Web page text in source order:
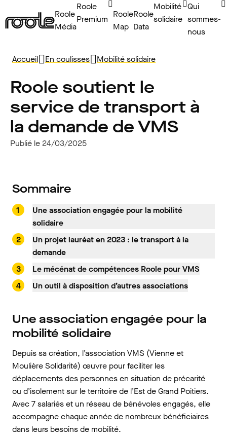
Roole
Média
Roole
Premium Roole
Map
Roole
Data
Mobilité
solidaire
Qui
sommes-
nous
Accueil En coulisses Mobilité solidaire
Roole soutient le
service de transport à
la demande de VMS
Publié le 24/03/2025
Sommaire
Une association engagée pour la mobilité
solidaire
Un projet lauréat en 2023 : le transport à la
demande
Le mécénat de compétences Roole pour VMS
Un outil à disposition d’autres associations
Une association engagée pour la
mobilité solidaire
Depuis sa création, l’association VMS (Vienne et
Moulière Solidarité) œuvre pour faciliter les
déplacements des personnes en situation de précarité
ou d’isolement sur le territoire de l’Est de Grand Poitiers.
Avec 7 salariés et un réseau de bénévoles engagés, elle
accompagne chaque année de nombreux bénéficiaires
dans leurs besoins de mobilité.